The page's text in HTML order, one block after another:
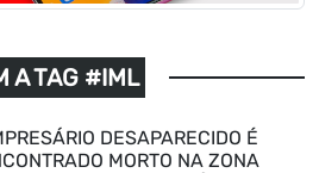
A TAG #IML
DESAPARECIDO É
MORTO NA ZONA